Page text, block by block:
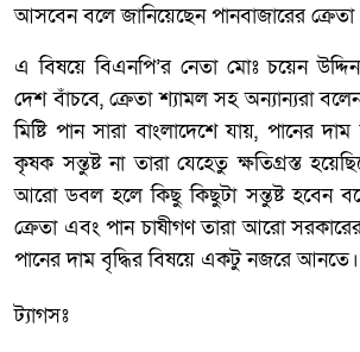
আসবেন বলে জানিয়েছেন পানবাজারের ক্রেতা
এ বিষয়ে বিএনপি’র নেতা মোঃ চয়েন
দেশ বাঁচবে, ক্রেতা শ্যামল সহ অন্যান্যরা
মিষ্টি পান সারা বাংলাদেশে যায়, পানের
কৃষক সন্তুষ্ট না তারা যেহেতু ক্ষতিগ্রস্ত
আরো ডবল হলে কিছু কিছুটা সন্তুষ্ট হবেন
ক্রেতা এবং পান চাষীগণ তারা আরো
পানের দাম বৃদ্ধির বিষয়ে একটু নজরে আনতে।
ট্যাগসঃ